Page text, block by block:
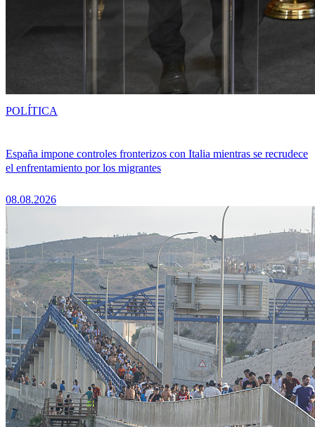
España impone controles fronterizos con Italia mientras se recrudece
el enfrentamiento por los migrantes
08.08.2026
POLÍTICA